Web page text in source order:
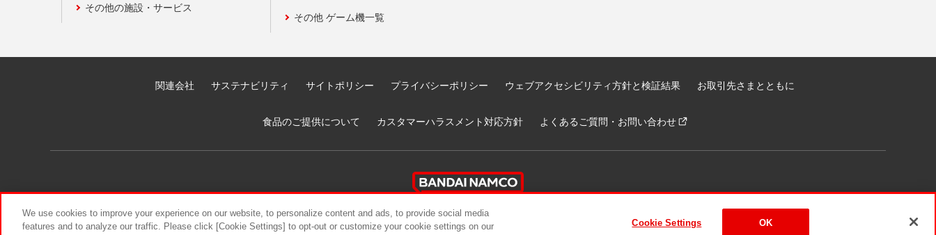
その他の施設・サービス
その他 ゲーム機一覧
関連会社 サステナビリティ サイトポリシー プライバシーポリシー ウェブアクセシビリティ方針と検証結果 お取引先さまとともに
食品のご提供について カスタマーハラスメント対応方針 よくあるご質問・お問い合わせ
©Bandai Namco Amusement Inc. ©Bandai Namco Amusement Lab Inc. ©Bandai Namco Experience Inc. ©HANAYASHIKI Co., Ltd. All Rights Reserved.
We use cookies to improve your experience on our website, to personalize content and ads, to provide social media
features and to analyze our traffic. Please click [Cookie Settings] to opt-out or customize your cookie settings on our
Cookie Settings OK